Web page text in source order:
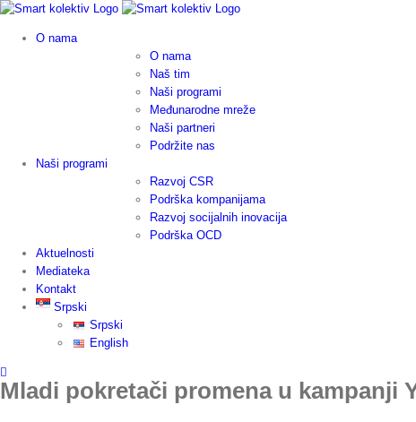
Skip
contentO nama
O nama
Naš tim
Naši programi
Međunarodne mreže
Naši partneri
Podržite nas
Naši programi
Razvoj CSR
Podrška kompanijama
Razvoj socijalnih inovacija
Podrška OCD
Aktuelnosti
Mediateka
Kontakt
Srpski
Srpski
English
Mladi pokretači promena u kampanji